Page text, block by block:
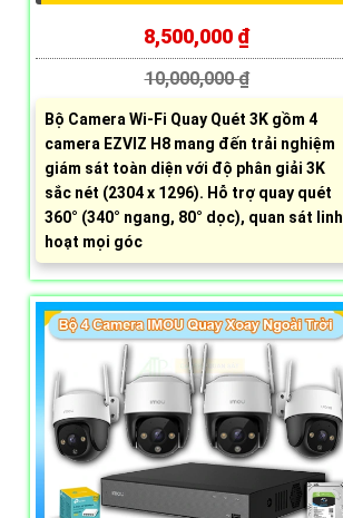
8,500,000 ₫
10,000,000 ₫
Bộ Camera Wi-Fi Quay Quét 3K gồm 4
camera EZVIZ H8 mang đến trải nghiệm
giám sát toàn diện với độ phân giải 3K
sắc nét (2304 x 1296). Hỗ trợ quay quét
360° (340° ngang, 80° dọc), quan sát linh
hoạt mọi góc